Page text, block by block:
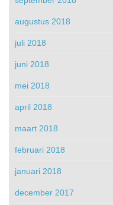
augustus 2018
juli 2018
juni 2018
mei 2018
april 2018
maart 2018
februari 2018
januari 2018
december 2017